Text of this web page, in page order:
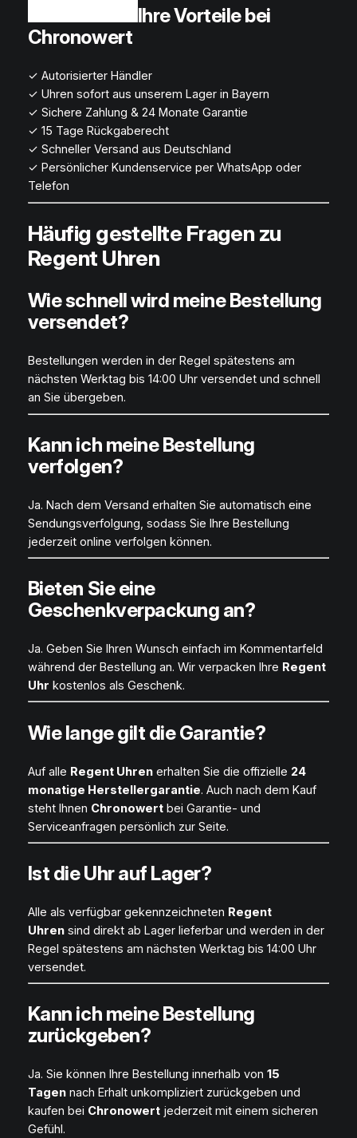
Ihre Vorteile bei
Chronowert
✓ Autorisierter Händler
✓ Uhren sofort aus unserem Lager in Bayern
✓ Sichere Zahlung & 24 Monate Garantie
✓ 15 Tage Rückgaberecht
✓ Schneller Versand aus Deutschland
✓ Persönlicher Kundenservice per WhatsApp oder
Telefon
Häufig gestellte Fragen zu
Regent Uhren
Wie schnell wird meine Bestellung
versendet?
Bestellungen werden in der Regel spätestens am
nächsten Werktag bis 14:00 Uhr versendet und schnell
an Sie übergeben.
Kann ich meine Bestellung
verfolgen?
Ja. Nach dem Versand erhalten Sie automatisch eine
Sendungsverfolgung, sodass Sie Ihre Bestellung
jederzeit online verfolgen können.
Bieten Sie eine
Geschenkverpackung an?
Ja. Geben Sie Ihren Wunsch einfach im Kommentarfeld
während der Bestellung an. Wir verpacken Ihre Regent
Uhr kostenlos als Geschenk.
Wie lange gilt die Garantie?
Auf alle Regent Uhrenerhalten Sie die offizielle 24
monatige Herstellergarantie. Auch nach dem Kauf
steht Ihnen Chronowertbei Garantie- und
Serviceanfragen persönlich zur Seite.
Ist die Uhr auf Lager?
Alle als verfügbar gekennzeichneten Regent
Uhrensind direkt ab Lager lieferbar und werden in der
Regel spätestens am nächsten Werktag bis 14:00 Uhr
versendet.
Kann ich meine Bestellung
zurückgeben?
Ja. Sie können Ihre Bestellung innerhalb von 15
Tagennach Erhalt unkompliziert zurückgeben und
kaufen bei Chronowertjederzeit mit einem sicheren
Gefühl.